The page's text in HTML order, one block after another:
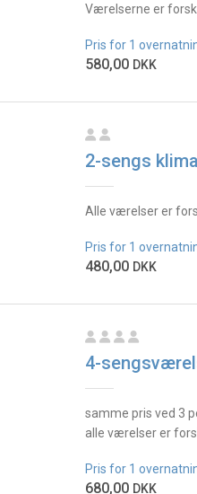
Værelserne er
Pris for 1
580,00 DKK
2-sengs
Alle værelser er
Pris for 1
480,00 DKK
4-
samme pris ved 3
alle værelser er
Pris for 1
680,00 DKK